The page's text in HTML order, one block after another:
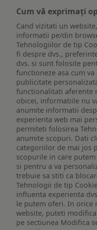
Cum vă exprimați
Cand vizitati un
informatii pe/din
Tehnologiilor de tip
fi despre dvs.,
dvs. si sunt folosite
functioneze asa cum
publicitate
functionalitati aferente
obicei, informatiile nu
anumite informatii
experienta web mai
permiteti folosirea
anumite scopuri. Dati
categoriilor de mai jos
scopurile in care
si pentru a va
trebuie sa stiti ca
Tehnologii de tip
influenta experienta
le putem oferi. In orice
website, puteti
pe sectiunea Modifica